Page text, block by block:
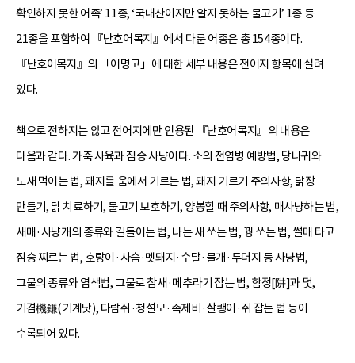
확인하지 못한 어족’ 11종, ‘국내산이지만 알지 못하는 물고기’ 1종 등
21종을 포함하여 『난호어목지』에서 다룬 어종은 총 154종이다.
『난호어목지』의 「어명고」에 대한 세부 내용은 전어지 항목에 실려
있다.
책으로 전하지는 않고 전어지에만 인용된 『난호어목지』의 내용은
다음과 같다. 가축 사육과 짐승 사냥이다. 소의 전염병 예방법, 당나귀와
노새 먹이는 법, 돼지를 움에서 기르는 법, 돼지 기르기 주의사항, 닭장
만들기, 닭 치료하기, 물고기 보호하기, 양봉할 때 주의사항, 매사냥하는 법,
새매·사냥개의 종류와 길들이는 법, 나는 새 쏘는 법, 꿩 쏘는 법, 썰매 타고
짐승 찌르는 법, 호랑이·사슴·멧돼지·수달·물개·두더지 등 사냥법,
그물의 종류와 염색법, 그물로 참새·메추라기 잡는 법, 함정[阱]과 덫,
기겸機鎌(기계낫), 다람쥐·청설모·족제비·살쾡이·쥐 잡는 법 등이
수록되어 있다.